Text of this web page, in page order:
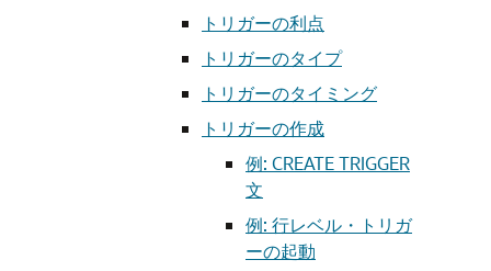
トリガーの利点
トリガーのタイプ
トリガーのタイミング
トリガーの作成
例: CREATE TRIGGER
文
例: 行レベル・トリガ
ーの起動